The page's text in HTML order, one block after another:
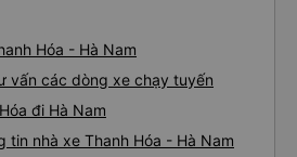
Hóa - Hà Nam
vấn các dòng xe chạy tuyến
đi Hà Nam
tin nhà xe Thanh Hóa - Hà Nam